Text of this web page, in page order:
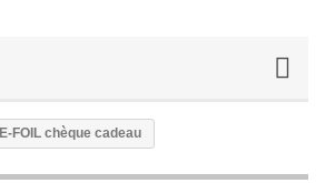
E-FOIL chèque cadeau